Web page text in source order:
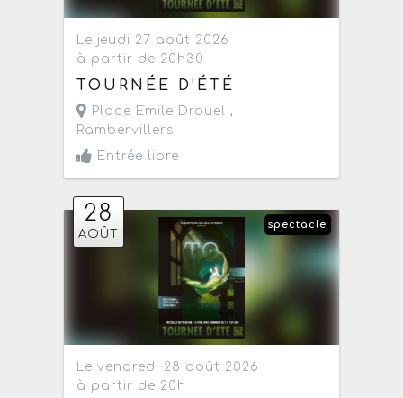
Le jeudi 27 août 2026
à partir de 20h30
TOURNÉE D’ÉTÉ
Place Emile Drouel ,
Rambervillers
Entrée libre
28
AOÛT
spectacle
Le vendredi 28 août 2026
à partir de 20h